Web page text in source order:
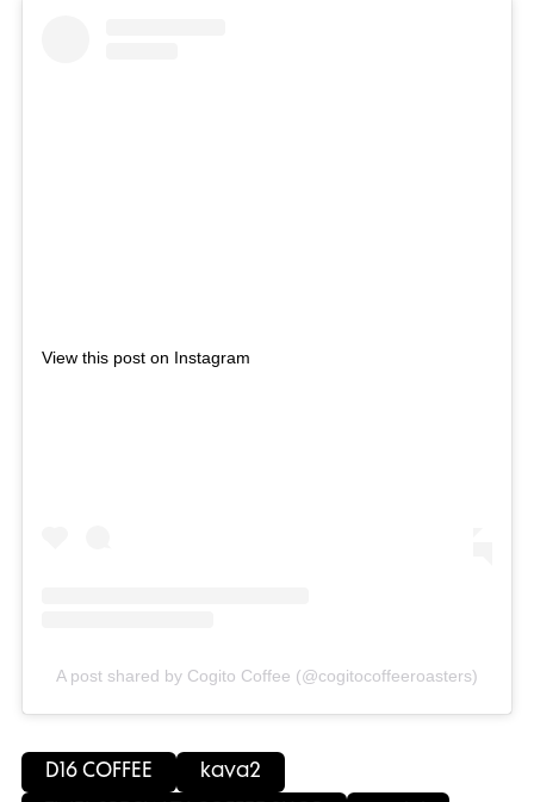
View this post on Instagram
A post shared by Cogito Coffee (@cogitocoffeeroasters)
D16 COFFEE kava2